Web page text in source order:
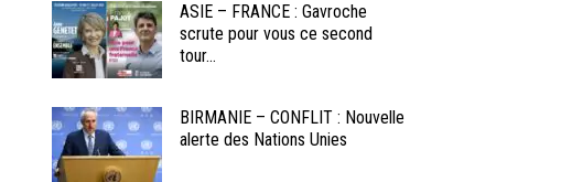
ASIE – FRANCE : Gavroche
scrute pour vous ce second
tour...
BIRMANIE – CONFLIT : Nouvelle
alerte des Nations Unies